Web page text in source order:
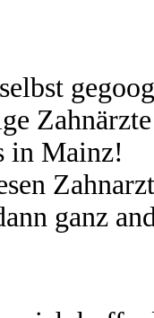
in Mainz!
ganz